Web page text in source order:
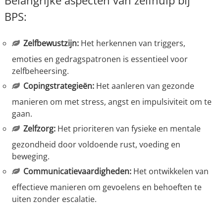
BPS:
Zelfbewustzijn:Het herkennen van triggers,
emoties en gedragspatronen is essentieel voor
zelfbeheersing.
Copingstrategieën:Het aanleren van gezonde
manieren om met stress, angst en impulsiviteit om te
gaan.
Zelfzorg:Het prioriteren van fysieke en mentale
gezondheid door voldoende rust, voeding en
beweging.
Communicatievaardigheden:Het ontwikkelen van
effectieve manieren om gevoelens en behoeften te
uiten zonder escalatie.